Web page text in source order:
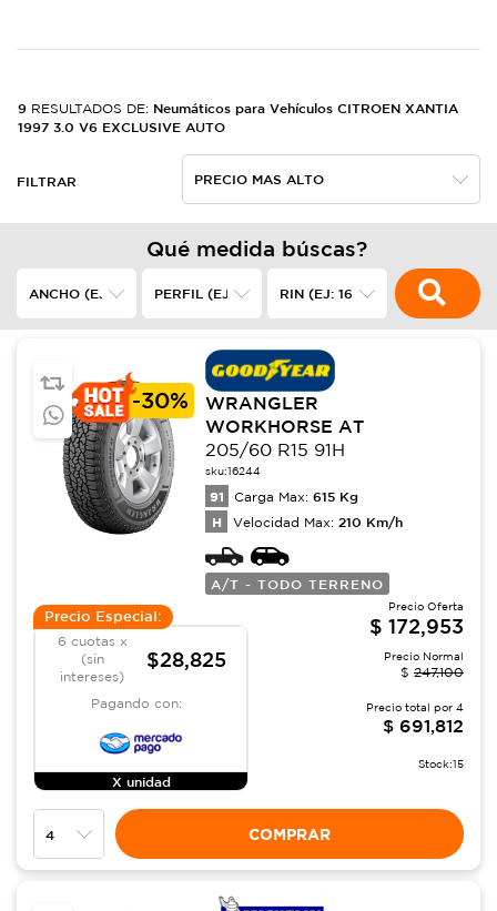
9 RESULTADOS DE: Neumáticos para Vehículos CITROEN XANTIA
1997 3.0 V6 EXCLUSIVE AUTO
FILTRAR
Qué medida búscas?
-30%
WRANGLER
WORKHORSE AT
205/60 R15 91H
sku:16244
91 Carga Max: 615 Kg
H Velocidad Max: 210 Km/h
A/T - TODO TERRENO
Precio Especial:
6 cuotas x
(sin
intereses)
$28,825
Pagando con:
X unidad
Precio Oferta
$ 172,953
Precio Normal
$ 247,100
Precio total por 4
$ 691,812
Stock:15
COMPRAR